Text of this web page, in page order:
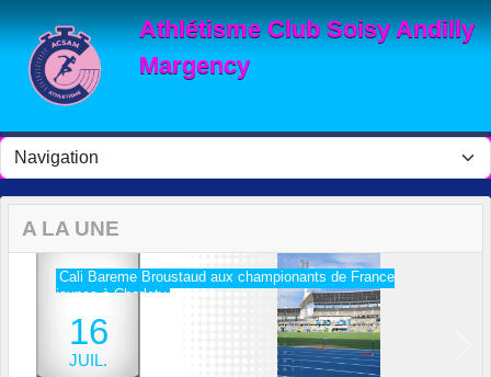
Athlétisme Club Soisy Andilly
Margency
A LA UNE
16
JUIL.
Cali Bareme Broustaud aux championants de France
jeunes à Charlety
Previous